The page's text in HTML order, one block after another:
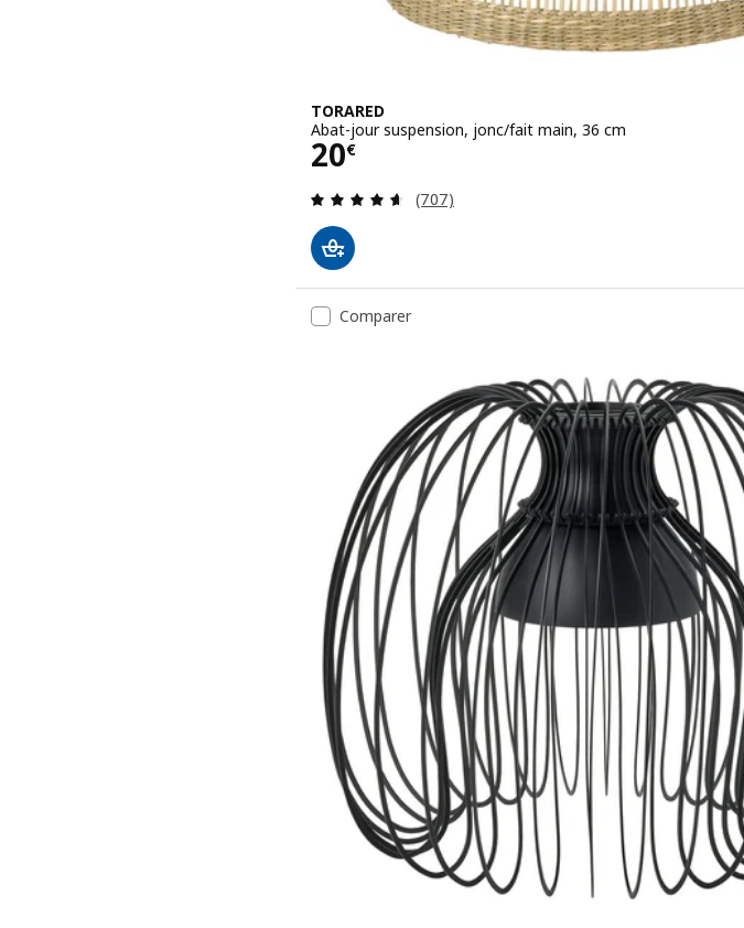
TORARED
Abat-jour suspension, jonc/fait main, 36 cm
20€
Prix 20€
Révision: 4.6 hors de 5 étoiles. Nombre
(707)
Comparer